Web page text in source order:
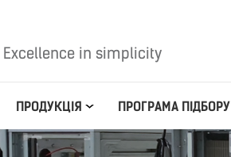
Excellence in simplicity
ПРОДУКЦІЯ ПРОГРАМА ПІДБОРУ